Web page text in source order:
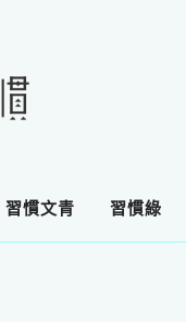
習慣文青 習慣綠